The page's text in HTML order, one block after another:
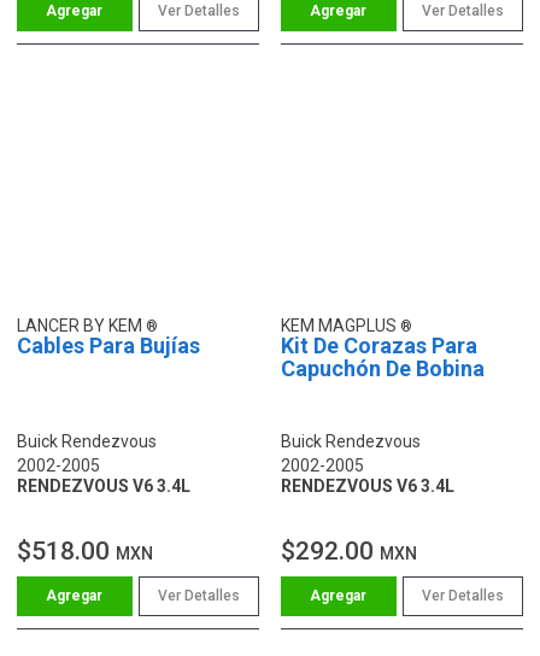
Ver Detalles Ver Detalles
LANCER BY KEM
Cables Para Bujías
Buick Rendezvous
2002-2005
RENDEZVOUS V6 3.4L
$518.00 MXN
Ver Detalles
KEM MAGPLUS
Kit De Corazas Para
Capuchón De Bobina
Buick Rendezvous
2002-2005
RENDEZVOUS V6 3.4L
$292.00 MXN
Ver Detalles